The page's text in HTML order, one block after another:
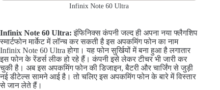
Infinix Note 60 Ultra
Infinix Note 60 Ultra: इंफिनिक्स कंपनी जल्द ही अपना नया फ्लैगशिप
स्मार्टफोन मार्केट में लॉन्च कर सकती है इस अपकमिंग फोन का नाम
Infinix Note 60 Ultra होगा। यह फोन सुर्खियों में बना हुआ है लगातार
इस फोन के रेंडर्स लीक हो रहे हैं। कंपनी इसे लेकर टीचर भी जारी कर
चुकी है। अब इस अपकमिंग फोन की डिजाइन, बैटरी और चार्जिंग से जुड़ी
नई डीटेल्स सामने आई है। तो चलिए इस अपकमिंग फोन के बारे में विस्तार
से जान लेते हैं।